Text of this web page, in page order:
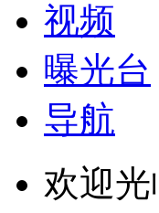
视频
曝光台
导航
欢迎光